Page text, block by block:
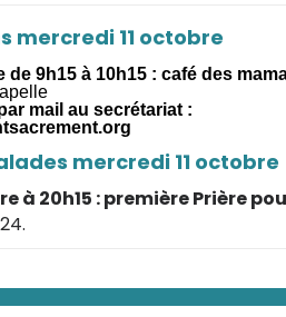
mercredi 11 octobre
de 9h15 à 10h15 : café des
mail au secrétariat :
mercredi 11 octobre
à 20h15 : première Prière